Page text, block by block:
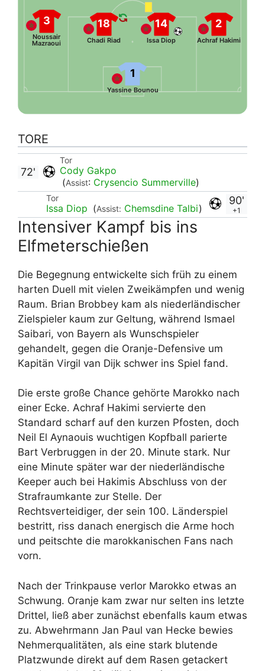
1
Yassine Bounou
3
Noussair
Mazraoui
18
Chadi Riad
14
Issa Diop
2
Achraf Hakimi
TORE
Tor
Cody Gakpo
(Assist: Crysencio Summerville)
72'
90'
+1
Tor
Issa Diop (Assist: Chemsdine Talbi)
Intensiver Kampf bis ins
Elfmeterschießen
Die Begegnung entwickelte sich früh zu einem
harten Duell mit vielen Zweikämpfen und wenig
Raum. Brian Brobbey kam als niederländischer
Zielspieler kaum zur Geltung, während Ismael
Saibari, von Bayern als Wunschspieler
gehandelt, gegen die Oranje-Defensive um
Kapitän Virgil van Dijk schwer ins Spiel fand.
Die erste große Chance gehörte Marokko nach
einer Ecke. Achraf Hakimi servierte den
Standard scharf auf den kurzen Pfosten, doch
Neil El Aynaouis wuchtigen Kopfball parierte
Bart Verbruggen in der 20. Minute stark. Nur
eine Minute später war der niederländische
Keeper auch bei Hakimis Abschluss von der
Strafraumkante zur Stelle. Der
Rechtsverteidiger, der sein 100. Länderspiel
bestritt, riss danach energisch die Arme hoch
und peitschte die marokkanischen Fans nach
vorn.
Nach der Trinkpause verlor Marokko etwas an
Schwung. Oranje kam zwar nur selten ins letzte
Drittel, ließ aber zunächst ebenfalls kaum etwas
zu. Abwehrmann Jan Paul van Hecke bewies
Nehmerqualitäten, als eine stark blutende
Platzwunde direkt auf dem Rasen getackert